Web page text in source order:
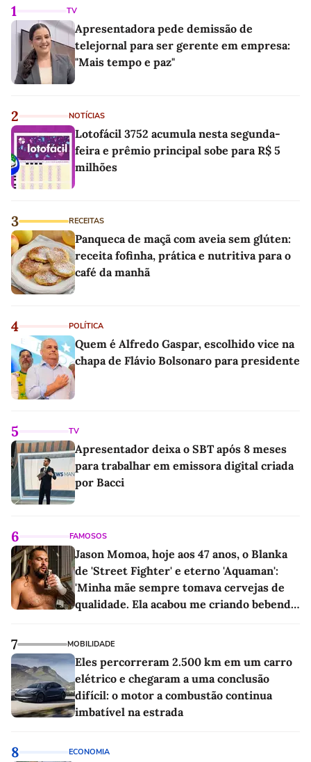
1 TV
Apresentadora pede demissão de
telejornal para ser gerente em empresa:
"Mais tempo e paz"
2 NOTÍCIAS
Lotofácil 3752 acumula nesta segunda-
feira e prêmio principal sobe para R$ 5
milhões
3 RECEITAS
Panqueca de maçã com aveia sem glúten:
receita fofinha, prática e nutritiva para o
café da manhã
4 POLÍTICA
Quem é Alfredo Gaspar, escolhido vice na
chapa de Flávio Bolsonaro para presidente
5 TV
Apresentador deixa o SBT após 8 meses
para trabalhar em emissora digital criada
por Bacci
6 FAMOSOS
Jason Momoa, hoje aos 47 anos, o Blanka
de 'Street Fighter' e eterno 'Aquaman':
'Minha mãe sempre tomava cervejas de
qualidade. Ela acabou me criando bebendo
7 MOBILIDADE
Eles percorreram 2.500 km em um carro
elétrico e chegaram a uma conclusão
difícil: o motor a combustão continua
imbatível na estrada
8 ECONOMIA